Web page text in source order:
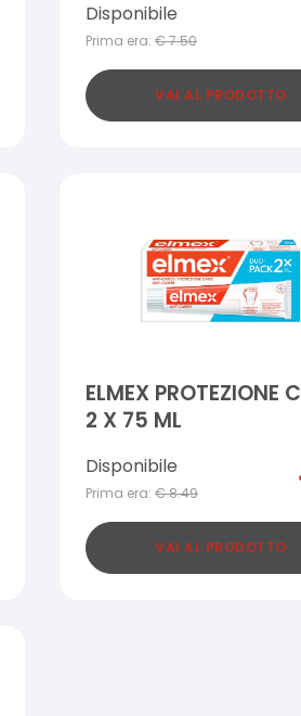
Disponibile
Prima era: €7.50
VAI AL PRODOTTO
ELMEX PROTEZIONE
2 X 75 ML
Disponibile
Prima era: €8.49
VAI AL PRODOTTO